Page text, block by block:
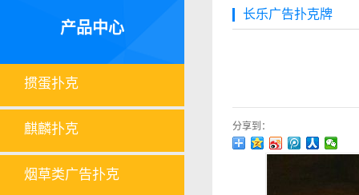
产品中心
掼蛋扑克
麒麟扑克
烟草类广告扑克
长乐广告扑克牌
分享到：